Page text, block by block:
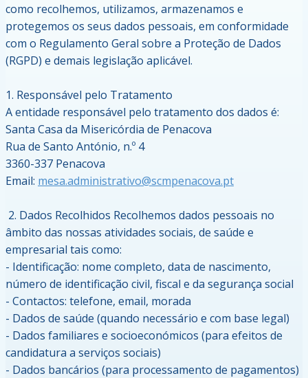
como recolhemos, utilizamos, armazenamos e
protegemos os seus dados pessoais, em conformidade
com o Regulamento Geral sobre a Proteção de Dados
(RGPD) e demais legislação aplicável.
1. Responsável pelo Tratamento
A entidade responsável pelo tratamento dos dados é:
Santa Casa da Misericórdia de Penacova
Rua de Santo António, n.º 4
3360-337 Penacova
Email: mesa.administrativo@scmpenacova.pt
2. Dados Recolhidos Recolhemos dados pessoais no
âmbito das nossas atividades sociais, de saúde e
empresarial tais como:
- Identificação: nome completo, data de nascimento,
número de identificação civil, fiscal e da segurança social
- Contactos: telefone, email, morada
- Dados de saúde (quando necessário e com base legal)
- Dados familiares e socioeconómicos (para efeitos de
candidatura a serviços sociais)
- Dados bancários (para processamento de pagamentos)